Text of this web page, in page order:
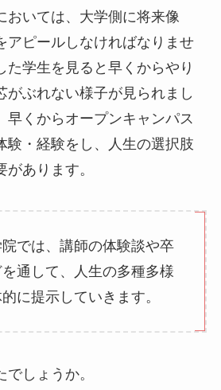
おいては、大学側に将来像
アピールしなければなりませ
た学生を見ると早くからやり
がぶれない様子が見られまし
早くからオープンキャンパス
験・経験をし、人生の選択肢
あります。
では、講師の体験談や卒
通して、人生の多種多様
に提示していきます。
しょうか。